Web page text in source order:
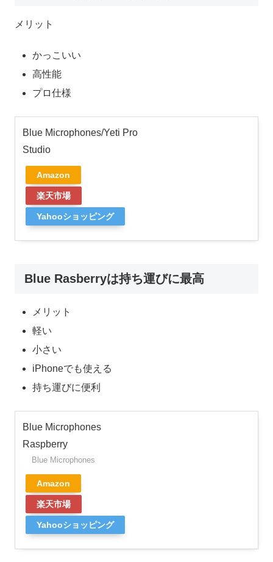
メリット
かっこいい
高性能
プロ仕様
Blue Microphones/Yeti Pro
Studio
Amazon
楽天市場
Yahooショッピング
Blue Rasberryは持ち運びに最高
メリット
軽い
小さい
iPhoneでも使える
持ち運びに便利
Blue Microphones
Raspberry
Blue Microphones
Amazon
楽天市場
Yahooショッピング